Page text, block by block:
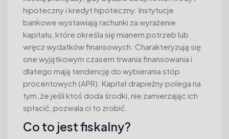
hipoteczny i kredyt hipoteczny. Instytucje
bankowe wystawiają rachunki za wyrażenie
kapitału, które określa się mianem potrzeb lub
wręcz wydatków finansowych. Charakteryzują się
one wyjątkowym czasem trwania finansowania i
dlatego mają tendencję do wybierania stóp
procentowych (APR). Kapitał drapieżny polega na
tym, że jeśli ktoś doda środki, nie zamierzając ich
spłacić, pozwala ci to zrobić.
Co to jest fiskalny?